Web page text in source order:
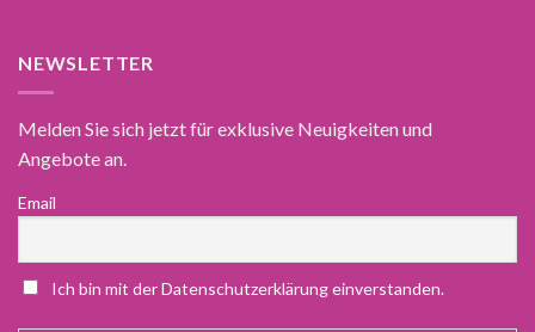
NEWSLETTER
Melden Sie sich jetzt für exklusive Neuigkeiten und
Angebote an.
Email
Ich bin mit der Datenschutzerklärung einverstanden.